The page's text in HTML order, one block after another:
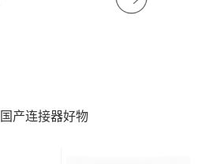
国产连接器好物